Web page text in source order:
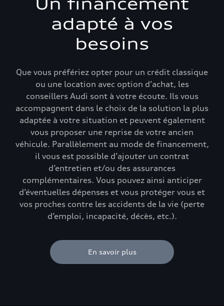
adapté à vos
besoins
Que vous préfériez opter pour un crédit classique
ou une location avec option d’achat, les
conseillers Audi sont à votre écoute. Ils vous
accompagnent dans le choix de la solution la plus
adaptée à votre situation et peuvent également
vous proposer une reprise de votre ancien
véhicule. Parallèlement au mode de financement,
il vous est possible d’ajouter un contrat
d’entretien et/ou des assurances
complémentaires. Vous pouvez ainsi anticiper
d’éventuelles dépenses et vous protéger vous et
vos proches contre les accidents de la vie (perte
d’emploi, incapacité, décès, etc.).
En savoir plus